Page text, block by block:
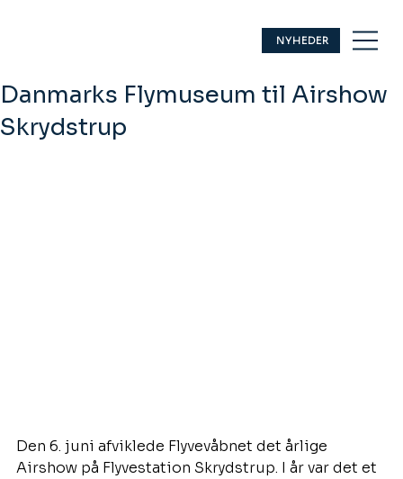
NYHEDER
Danmarks Flymuseum til Airshow
Skrydstrup
Den 6. juni afviklede Flyvevåbnet det årlige
Airshow på Flyvestation Skrydstrup. I år var det et